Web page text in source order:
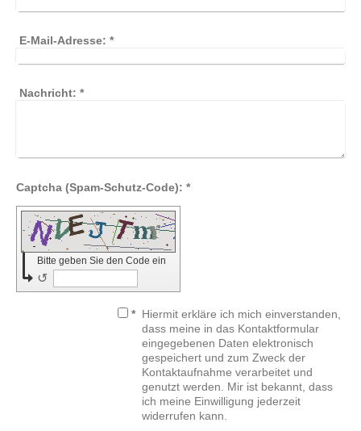
E-Mail-Adresse: *
Nachricht: *
Captcha (Spam-Schutz-Code): *
Bitte geben Sie den Code ein
↺
* Hiermit erkläre ich mich einverstanden,
dass meine in das Kontaktformular
eingegebenen Daten elektronisch
gespeichert und zum Zweck der
Kontaktaufnahme verarbeitet und
genutzt werden. Mir ist bekannt, dass
ich meine Einwilligung jederzeit
widerrufen kann.